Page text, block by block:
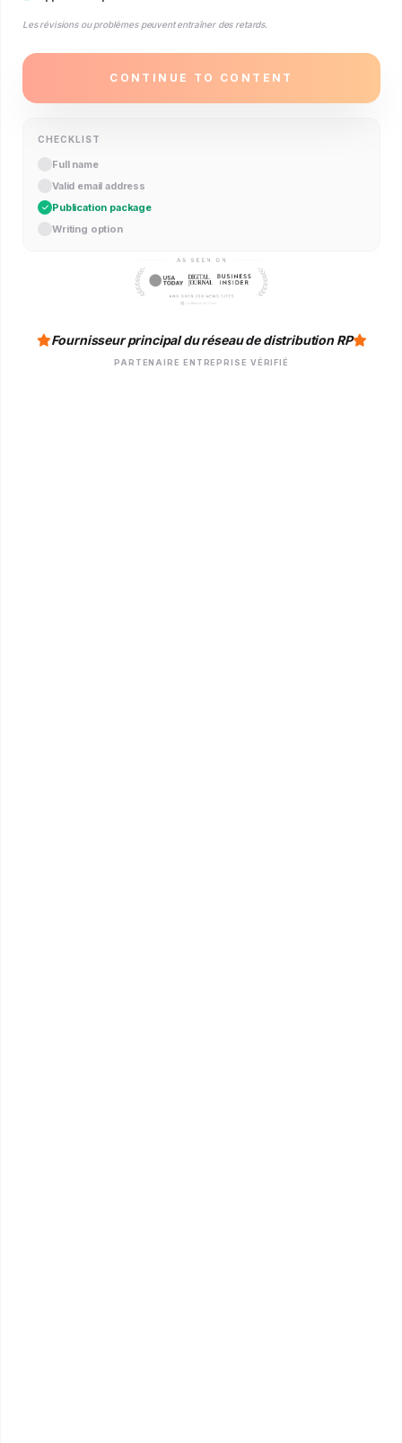
Les révisions ou problèmes peuvent entraîner des retards.
CONTINUE TO CONTENT
CHECKLIST
Full name
Valid email address
Publication package
Writing option
Fournisseur principal du réseau de distribution RP
PARTENAIRE ENTREPRISE VÉRIFIÉ